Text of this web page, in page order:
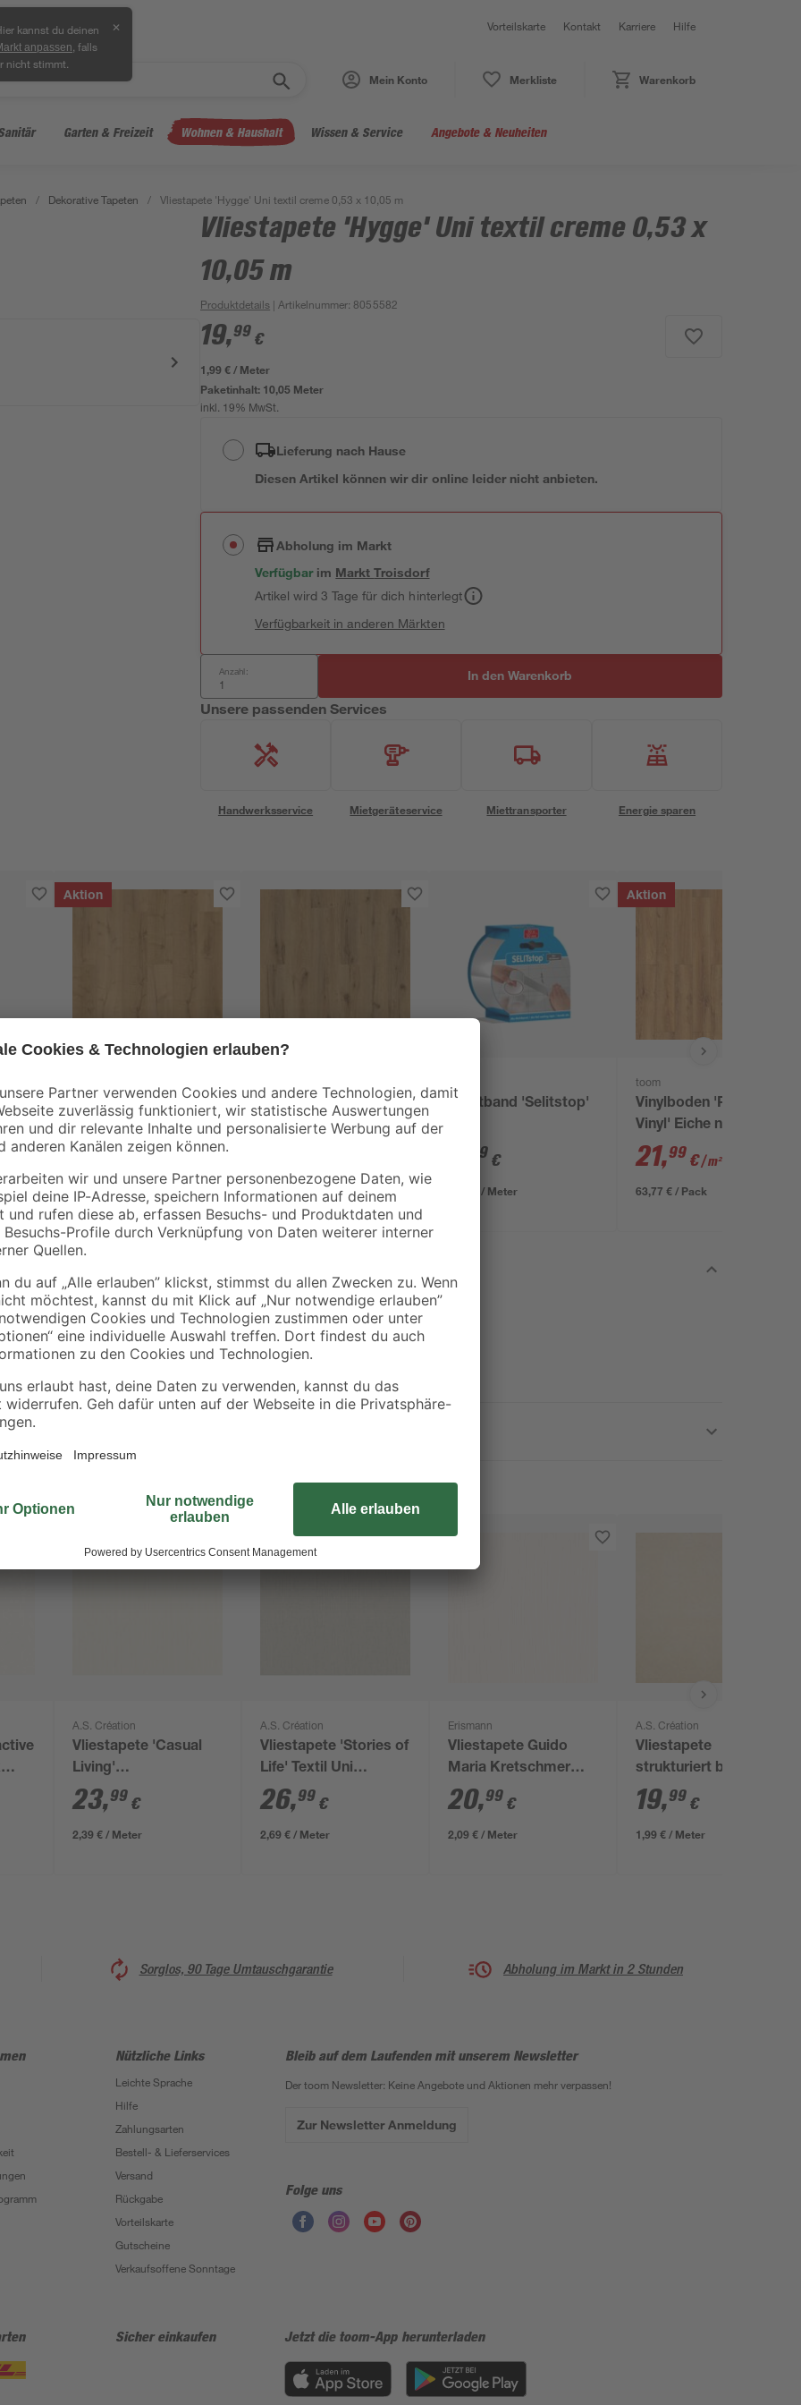
kannst du deinen
anpassen , falls
nicht stimmt.
✕ Vorteilskarte Kontakt Karriere Hilfe
Mein Konto Merkliste Warenkorb
Garten & Freizeit Wohnen & Haushalt Wissen & Service Angebote & Neuheiten
/ Dekorative Tapeten / Vliestapete 'Hygge' Uni textil creme 0,53 x 10,05 m
Vliestapete 'Hygge' Uni textil creme 0,53 x
10,05 m
Produktdetails | Artikelnummer: 8055582
19,99 €
1,99 € / Meter
Paketinhalt: 10,05 Meter
inkl. 19% MwSt.
Lieferung nach Hause
Diesen Artikel können wir dir online leider nicht anbieten.
Abholung im Markt
Verfügbar im MarktTroisdorf
Artikel wird 3 Tage für dich hinterlegt
Verfügbarkeit in anderen Märkten
Anzahl: In den Warenkorb
Unsere passenden Services
Handwerksservice Mietgeräteservice Miettransporter Energie sparen
15
Aktion
Vinylboden Eiche
Pasadena 3,5 mm
15,99
42,05 € / Pack
Vinylboden Eiche
Skara 3,5 mm
42,05 € / Pack
Dichtband 'Selitstop'
99 €
0,14 € / Meter
Aktion
toom
Vinylboden 'Premium-
Vinyl' Eiche natur
eichefarben 3,8 mm
21,99 €/ m²
63,77 € / Pack
A.S. Création
Vliestapete 'Casual
Living'
Streifenstruktur
beige/creme 0,53 x
10,05 m
23,99 €
2,39 € / Meter
A.S. Création
Vliestapete 'Stories of
Life' Textil Uni
beige/greige 0,53 x
10,05 m
26,99 €
2,69 € / Meter
Erismann
Vliestapete Guido
Maria Kretschmer
'10028-14 Fashion for
walls' Uni creme 0,53
x 10,05 m
20,99 €
2,09 € / Meter
A.S. Création
Vliestapete
strukturiert beige 0,53
x 10,05 m
19,99 €
1,99 € / Meter
Sorglos, 90 Tage Umtauschgarantie Abholung im Markt in 2 Stunden
Nützliche Links
Leichte Sprache
Hilfe
Zahlungsarten
Bestell- & Lieferservices
Versand
Rückgabe
Vorteilskarte
Gutscheine
Verkaufsoffene Sonntage
Bleib auf dem Laufenden mit unserem Newsletter
Der toom Newsletter: Keine Angebote und Aktionen mehr verpassen!
Zur Newsletter Anmeldung
Folge uns
Sicher einkaufen Jetzt die toom-App herunterladen